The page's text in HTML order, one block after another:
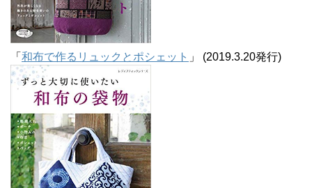
「 和布で作るリュックとポシェット 」 (2019.3.20発行)